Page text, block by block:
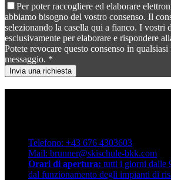
Per poter raccogliere ed elaborare
abbiamo bisogno del vostro consenso. Il
selezionando la casella qui a fianco. I vostri
esclusivamente per elaborare e rispondere
Potete revocare questo consenso in
messaggio. *
Telefono: +43 676 4303603
Mail: brunner@skischule-bkk.com
Orari di apertura: tutti i giorni dalle
dal funzionamento degli impianti di